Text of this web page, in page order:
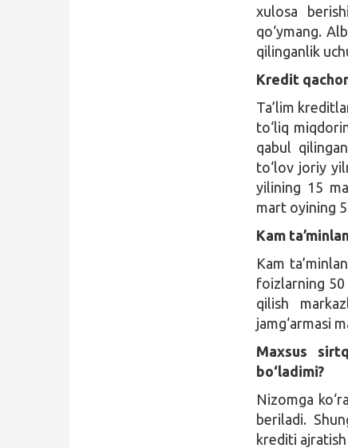
xulosa
qo‘ymang.
qilinganlik
Kredit
Ta’lim
to‘liq
qabul
to‘lov joriy
yilining 15
mart oyining
Kam
Kam
foizlarning 50
qilish
jamg‘armasi
Maxsus
bo‘ladimi?
Nizomga
beriladi.
krediti